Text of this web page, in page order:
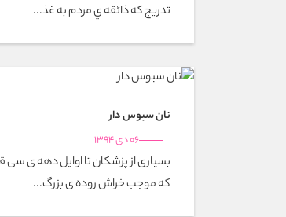
تدريج كه ذائقه ي مردم به غذ...
نان سبوس دار
06 دی 1394
بسياری از پزشکان تا اوايل دهه ی
که موجب خراش روده ی بزرگ...